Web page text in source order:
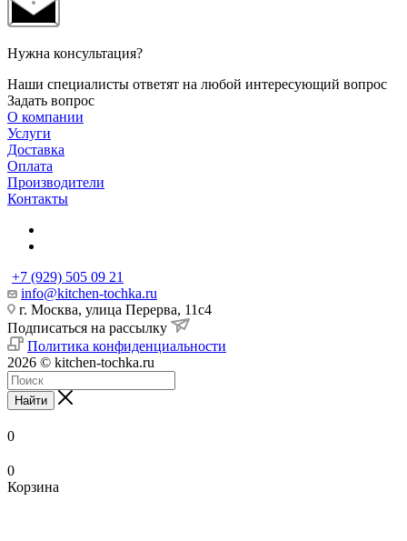
Нужна консультация?
Наши специалисты ответят на любой интересующий вопрос
Задать вопрос
О компании
Услуги
Доставка
Оплата
Производители
Контакты
+7 (929) 505 09 21
info@kitchen-tochka.ru
г. Москва, улица Перерва, 11с4
Подписаться на рассылку
Политика конфиденциальности
2026 © kitchen-tochka.ru
Найти
0
0
Корзина